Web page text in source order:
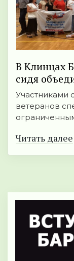
В Клинцах
сидя
Участниками
ветеранов
Читать далее